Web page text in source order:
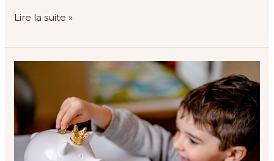
Lire la suite »
Initier
les
enfants
l’éducation
financière